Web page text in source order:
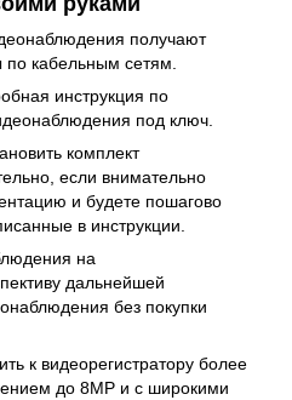
получают
кабельным сетям.
инструкция по
под ключ.
комплект
если внимательно
и будете пошагово
в инструкции.
на
дальнейшей
без покупки
к видеорегистратору более
до 8МР и с широкими